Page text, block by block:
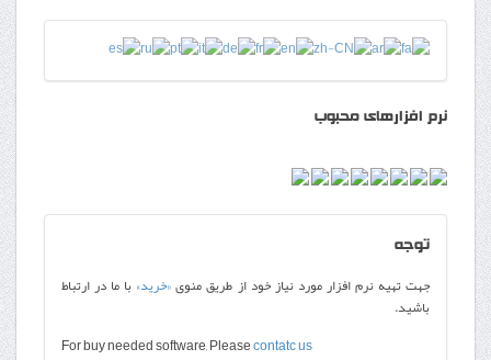
نرم افزارهای محبوب
توجه
جهت تهیه نرم افزار مورد نیاز خود از طریق منوی«خرید» با ما در ارتباط
باشید.
For buy needed software, Pleasecontatc us